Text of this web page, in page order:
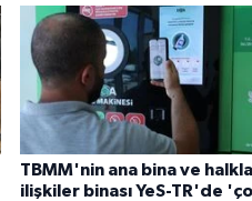
TBMM'nin ana bina ve halkla
ilişkiler binası YeS-TR'de